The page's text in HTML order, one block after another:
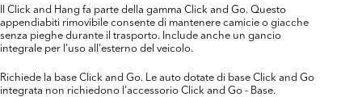
Il Click and Hang fa parte della gamma Click and Go. Questo
appendiabiti rimovibile consente di mantenere camicie o giacche
senza pieghe durante il trasporto. Include anche un gancio
integrale per l'uso all'esterno del veicolo.
Richiede la base Click and Go. Le auto dotate di base Click and Go
integrata non richiedono l'accessorio Click and Go - Base.